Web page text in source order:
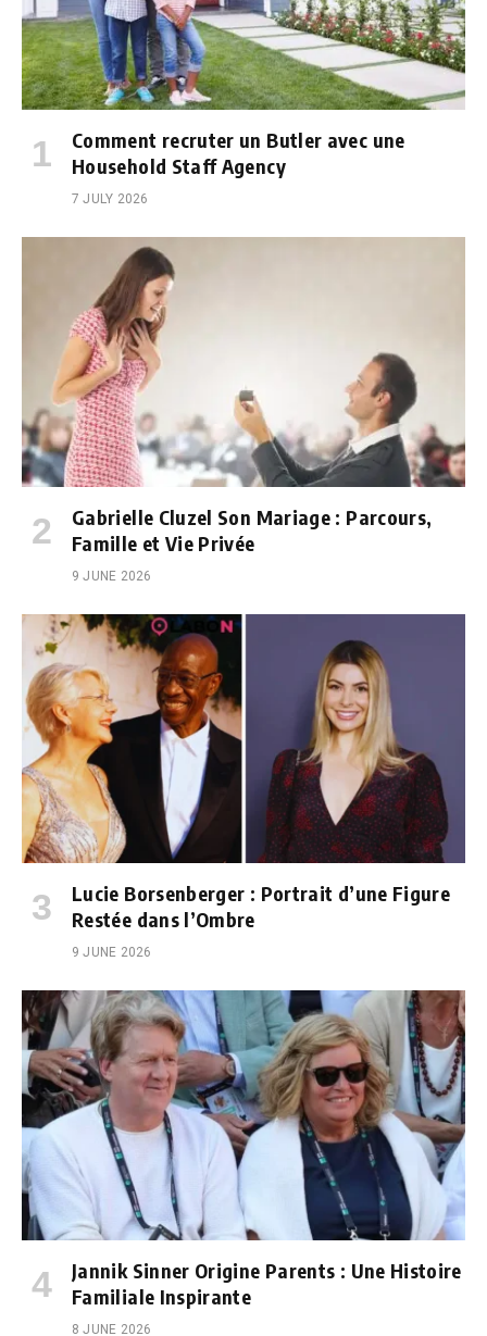
Comment recruter un Butler avec une
Household Staff Agency
7 JULY 2026
Gabrielle Cluzel Son Mariage : Parcours,
Famille et Vie Privée
9 JUNE 2026
Lucie Borsenberger : Portrait d’une Figure
Restée dans l’Ombre
9 JUNE 2026
Jannik Sinner Origine Parents : Une Histoire
Familiale Inspirante
8 JUNE 2026